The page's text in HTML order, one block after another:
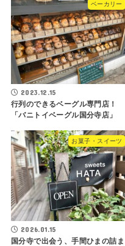
ベーカリー
2023.12.15
行列のできるベーグル専門店！
「バニトイベーグル国分寺店」
お菓子・スイーツ
2026.01.15
国分寺で出会う、手間ひまの詰ま